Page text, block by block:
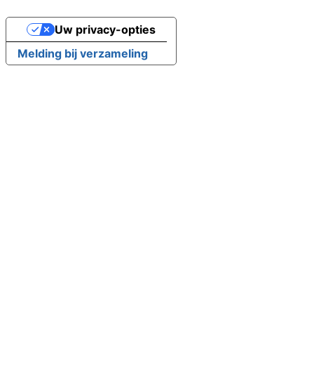
Melding bij verzameling
Uw privacy-opties